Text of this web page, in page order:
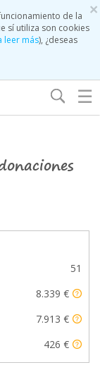
×
de la
sí utiliza son cookies
leer más), ¿deseas
☰
51
8.339 €
7.913 €
426 €